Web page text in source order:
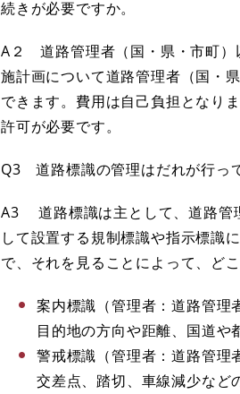
続きが必要ですか。
A２ 道路管理者（国・県・市町）
施計画について道路管理者（国・
できます。費用は自己負担となり
許可が必要です。
Q3 道路標識の管理はだれが行っ
A3 道路標識は主として、道路管
して設置する規制標識や指示標識
で、それを見ることによって、ど
案内標識（管理者：道路管理
目的地の方向や距離、国道や
警戒標識（管理者：道路管理
交差点、踏切、車線減少など